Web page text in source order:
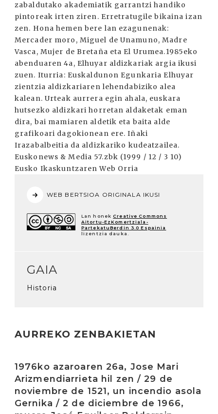
zabaldutako akademiatik garrantzi handiko
pintoreak irten ziren. Erretratugile bikaina izan
zen. Hona hemen bere lan ezagunenak:
Mercader moro, Miguel de Unamuno, Madre
Vasca, Mujer de Bretaña eta El Urumea.1985eko
abenduaren 4a, Elhuyar aldizkariak argia ikusi
zuen. Iturria: Euskaldunon Egunkaria Elhuyar
zientzia aldizkariaren lehendabiziko alea
kalean. Urteak aurrera egin ahala, euskara
hutsezko aldizkari horretan aldaketak eman
dira, bai mamiaren aldetik eta baita alde
grafikoari dagokionean ere. Iñaki
Irazabalbeitia da aldizkariko kudeatzailea.
Euskonews & Media 57.zbk (1999 / 12 / 3 10)
Eusko Ikaskuntzaren Web Orria
WEB BERTSIOA ORIGINALA IKUSI
Lan honek Creative Commons
Aitortu-EzKomertziala-
PartekatuBerdin 3.0 Espainia
lizentzia dauka.
GAIA
Historia
AURREKO ZENBAKIETAN
1976ko azaroaren 26a, Jose Mari
Arizmendiarrieta hil zen / 29 de
noviembre de 1521, un incendio asola
Gernika / 2 de diciembre de 1966,